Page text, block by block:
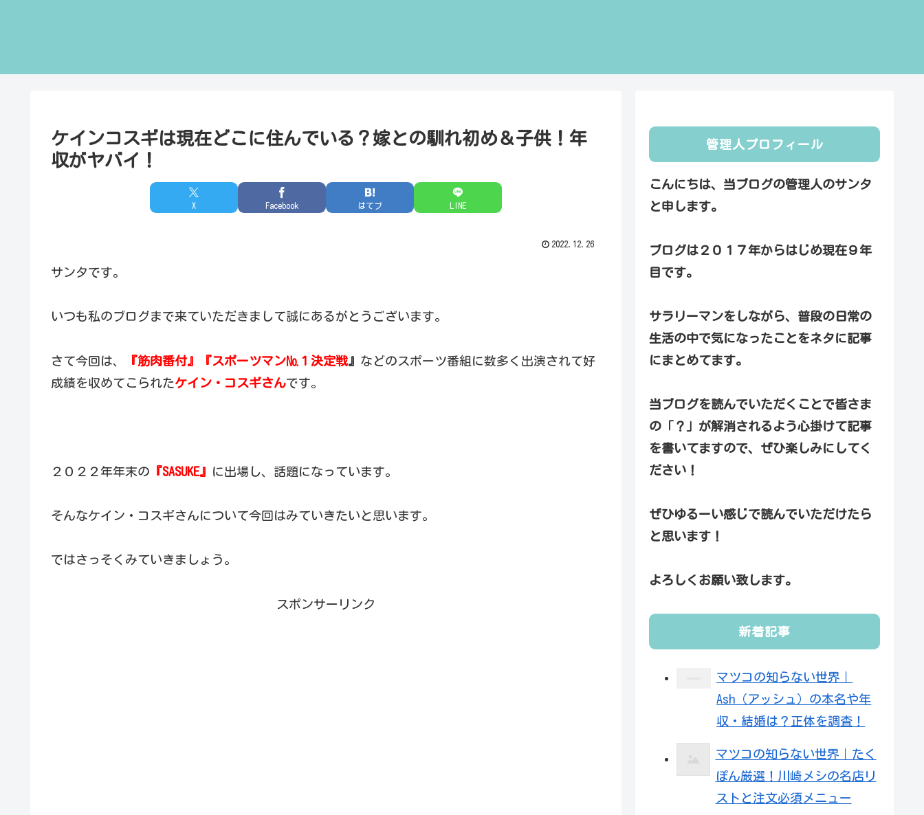
ケインコスギは現在どこに住んでいる？嫁との馴れ初め＆子供！年
収がヤバイ！
X Facebook はてブ LINE
2022.12.26
サンタです。
いつも私のブログまで来ていただきまして誠にあるがとうございます。
さて今回は、 『筋肉番付』『スポーツマン№１決定戦』 などのスポーツ番組に数多く出演されて好
成績を収めてこられたケイン・コスギさんです。
２０２２年年末の 『SASUKE』 に出場し、話題になっています。
そんなケイン・コスギさんについて今回はみていきたいと思います。
ではさっそくみていきましょう。
スポンサーリンク
管理人プロフィール
こんにちは、当ブログの管理人のサンタ
と申します。
ブログは２０１７年からはじめ現在９年
目です。
サラリーマンをしながら、普段の日常の
生活の中で気になったことをネタに記事
にまとめてます。
当ブログを読んでいただくことで皆さま
の「？」が解消されるよう心掛けて記事
を書いてますので、ぜひ楽しみにしてく
ださい！
ぜひゆるーい感じで読んでいただけたら
と思います！
よろしくお願い致します。
新着記事
マツコの知らない世界｜
Ash（アッシュ）の本名や年
収・結婚は？正体を調査！
マツコの知らない世界｜たく
ぽん厳選！川崎メシの名店リ
ストと注文必須メニュー